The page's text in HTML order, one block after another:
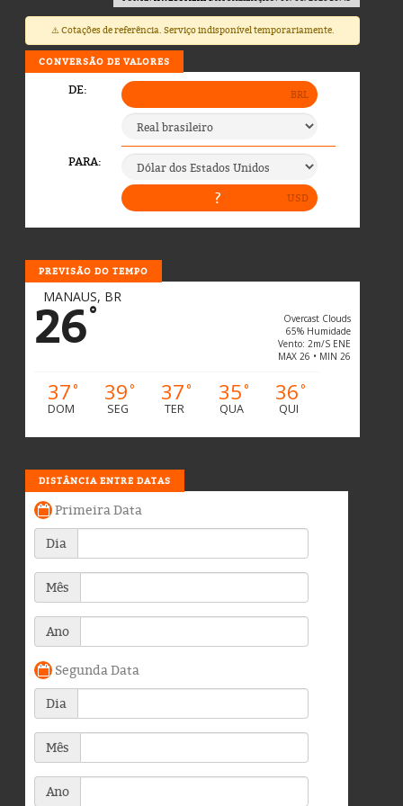
⚠️ Cotações de referência. Serviço indisponível temporariamente.
CONVERSÃO DE VALORES
PREVISÃO DO TEMPO
MANAUS, BR
26°
Overcast Clouds
65% Humidade
Vento: 2m/s ENE
MAX 26 • MIN 26
37°
DOM
39°
SEG
37°
TER
35°
QUA
36°
QUI
DISTÂNCIA ENTRE DATAS